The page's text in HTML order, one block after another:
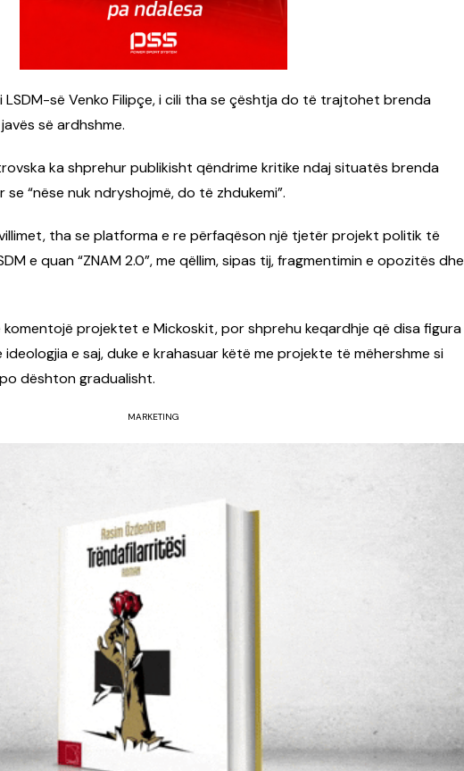
LSDM-së Venko Filipçe, i cili tha se çështja do të trajtohet brenda
së ardhshme.
ka shprehur publikisht qëndrime kritike ndaj situatës brenda
“nëse nuk ndryshojmë, do të zhdukemi”.
tha se platforma e re përfaqëson një tjetër projekt politik të
e quan “ZNAM 2.0”, me qëllim, sipas tij, fragmentimin e opozitës dhe
projektet e Mickoskit, por shprehu keqardhje që disa figura
e saj, duke e krahasuar këtë me projekte të mëhershme si
dështon gradualisht.
MARKETING